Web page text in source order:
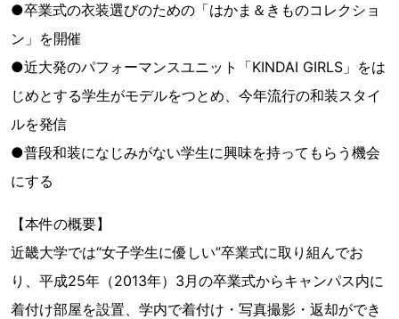
●卒業式の衣装選びのための「はかま＆きものコレクショ
ン」を開催
●近大発のパフォーマンスユニット「KINDAI GIRLS」をは
じめとする学生がモデルをつとめ、今年流行の和装スタイ
ルを発信
●普段和装になじみがない学生に興味を持ってもらう機会
にする
【本件の概要】
近畿大学では“女子学生に優しい”卒業式に取り組んでお
り、平成25年（2013年）3月の卒業式からキャンパス内に
着付け部屋を設置、学内で着付け・写真撮影・返却ができ